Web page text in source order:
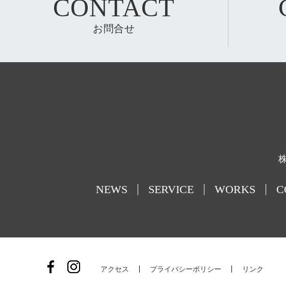
CONTACT
お問合せ
NEWS SERVICE WORKS
アクセス プライバシーポリシー リンク